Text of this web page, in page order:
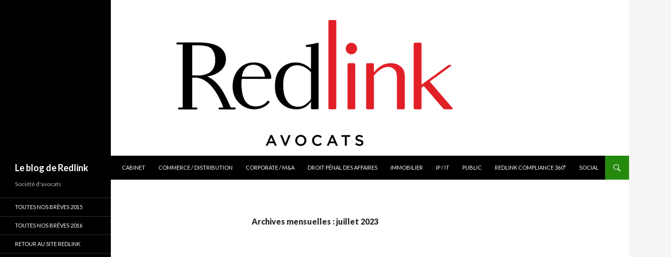
Le blog de Redlink
CABINET
COMMERCE / DISTRIBUTION CORPORATE / M&A DROIT PÉNAL DES AFFAIRES IMMOBILIER IP / IT PUBLIC REDLINK COMPLIANCE 360° SOCIAL
Archives mensuelles : juillet 2023
Société d'avocats
TOUTES NOS BRÈVES 2015
TOUTES NOS BRÈVES 2016
RETOUR AU SITE REDLINK